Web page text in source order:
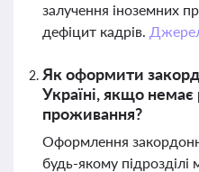
залучення іноземних
дефіцит кадрів.
Як оформити
Україні, якщо немає
проживання?
Оформлення
будь-якому підрозділі